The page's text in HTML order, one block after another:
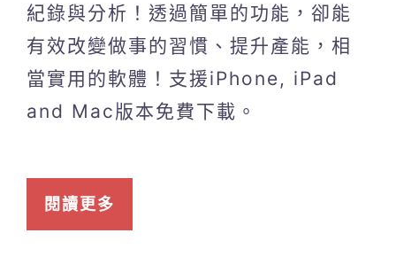
紀錄與分析！透過簡單的功能，卻能
有效改變做事的習慣、提升產能，相
當實用的軟體！支援iPhone, iPad
and Mac版本免費下載。
閱讀更多